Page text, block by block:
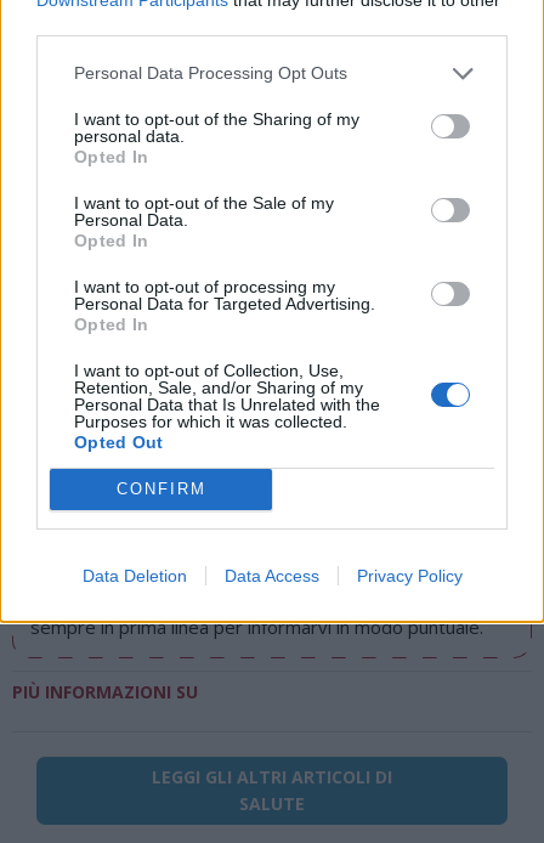
Personal Data Processing Opt Outs
I want to opt-out of the Sharing of my
personal data.
Opted In
I want to opt-out of the Sale of my
Personal Data.
Opted In
I want to opt-out of processing my
Personal Data for Targeted Advertising.
Opted In
I want to opt-out of Collection, Use,
Retention, Sale, and/or Sharing of my
Personal Data that Is Unrelated with the
Purposes for which it was collected.
Opted Out
CONFIRM
Data Deletion Data Access Privacy Policy
Wolfram e promuovere maggiore
consapevolezza su una realtà ancora poco
conosciuta, ma che coinvolge pazienti e
famiglie in tutta Italia.
Via Confalonieri, 5
Castronno
Tutti gli eventi
diagosto
Redazione
info@legnanonews.com
Noi della redazione di LegnanoNews abbiamo a cuore
sempre in prima linea per informarvi in modo puntuale.
PIÙ INFORMAZIONI SU
LEGGI GLI ALTRI ARTICOLI DI
SALUTE